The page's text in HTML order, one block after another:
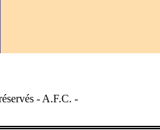
- A.F.C. -